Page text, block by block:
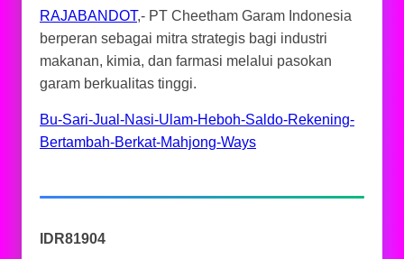
RAJABANDOT,- PT Cheetham Garam Indonesia
berperan sebagai mitra strategis bagi industri
makanan, kimia, dan farmasi melalui pasokan
garam berkualitas tinggi.
Bu-Sari-Jual-Nasi-Ulam-Heboh-Saldo-Rekening-
Bertambah-Berkat-Mahjong-Ways
IDR81904